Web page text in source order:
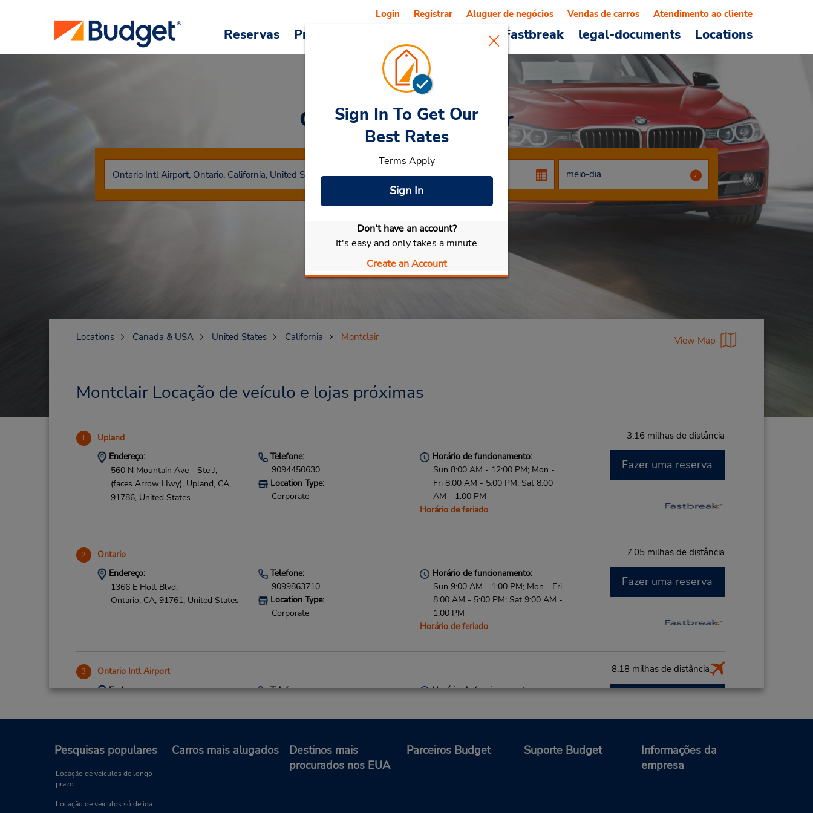
Reservas Promoções Veículos e serviços Fastbreak legal-documents Locations
Login Registrar Aluguer de negócios Vendas de carros Atendimento ao cliente
Car Rental Montclair
Selecionar meu carro
Sign In To Get Our
Best Rates
Terms Apply
Sign In
Don't have an account?
It's easy and only takes a minute
Create an Account
Locations Canada & USA United States California Montclair View Map
Montclair Locação de veículo e lojas próximas
1 Upland 3.16 milhas de distância
Endereço:
560 N Mountain Ave - Ste J,
(faces Arrow Hwy), Upland, CA,
91786, United States
Telefone:
9094450630
Location Type:
Corporate
Horário de funcionamento:
Sun 8:00 AM - 12:00 PM; Mon -
Fri 8:00 AM - 5:00 PM; Sat 8:00
AM - 1:00 PM
Horário de feriado
Fazer uma reserva
2 Ontario 7.05 milhas de distância
Endereço:
1366 E Holt Blvd,
Ontario, CA, 91761, United States
Telefone:
9099863710
Location Type:
Corporate
Horário de funcionamento:
Sun 9:00 AM - 1:00 PM; Mon - Fri
8:00 AM - 5:00 PM; Sat 9:00 AM -
1:00 PM
Horário de feriado
Fazer uma reserva
3 Ontario Intl Airport 8.18 milhas de distância
Endereço:
Ontario, CA, 91761, United States
Telefone:
Location Type:
Horário de funcionamento:
Caso esteja vindo de avião, o
com transporte para o
estacionamento.
Pesquisas populares
Locação de veículos de longo
prazo
Locação de veículos só de ida
Carros mais alugados
Destinos mais
procurados nos EUA
Parceiros Budget Suporte Budget
Informações da
empresa